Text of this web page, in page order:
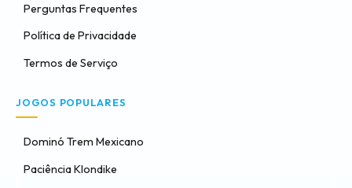
Perguntas Frequentes
Política de Privacidade
Termos de Serviço
JOGOS POPULARES
Dominó Trem Mexicano
Paciência Klondike